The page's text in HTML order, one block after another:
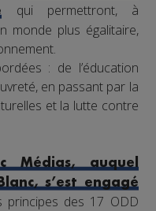
qui permettront, à
monde plus égalitaire,
: de l’éducation
en passant par la
et la lutte contre
Médias, auquel
s’est engagé
des 17 ODD